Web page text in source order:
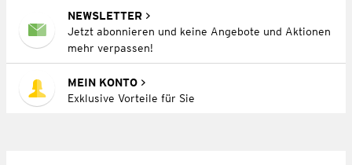
NEWSLETTER
Jetzt abonnieren und keine Angebote und Aktionen
mehr verpassen!
MEIN KONTO
Exklusive Vorteile für Sie